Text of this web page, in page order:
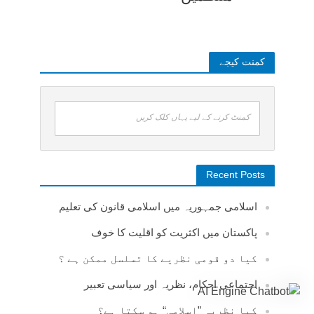
کمنت کیجے
کمنٹ کرنے کے لیے یہاں کلک کریں
Recent Posts
اسلامی جمہوریہ میں اسلامی قانون کی تعلیم
پاکستان میں اکثریت کو اقلیت کا خوف
کیا دو قومی نظریے کا تسلسل ممکن ہے ؟
اجتماعی احکام، نظریہ اور سیاسی تعبیر
کیا نظریہ ”اسلامی“ ہو سکتا ہے؟